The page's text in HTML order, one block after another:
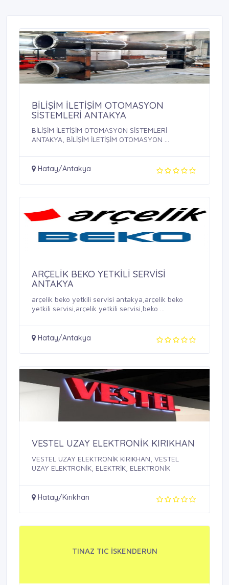
BİLİŞİM İLETİŞİM OTOMASYON
SİSTEMLERİ ANTAKYA
BİLİŞİM İLETİŞİM OTOMASYON SİSTEMLERİ
ANTAKYA, BİLİŞİM İLETİŞİM OTOMASYON ...
Hatay/Antakya
ARÇELİK BEKO YETKİLİ SERVİSİ
ANTAKYA
arçelik beko yetkili servisi antakya,arçelik beko
yetkili servisi,arçelik yetkili servisi,beko ...
Hatay/Antakya
VESTEL UZAY ELEKTRONİK KIRIKHAN
VESTEL UZAY ELEKTRONİK KIRIKHAN, VESTEL
UZAY ELEKTRONİK, ELEKTRİK, ELEKTRONİK
Hatay/Kırıkhan
TINAZ TIC İSKENDERUN